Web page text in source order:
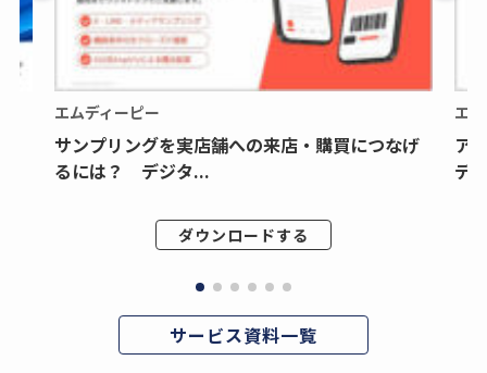
エムディーピー
サンプリングを実店舗への来店・購買につなげ
るには？ デジタ...
ダウンロードする
エ
ア
デ
サービス資料一覧